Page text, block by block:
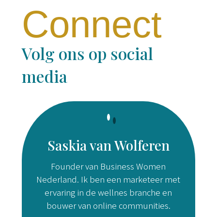
Connect
Volg ons op social
media
Saskia van Wolferen
Founder van Business Women
Nederland. Ik ben een marketeer met
ervaring in de wellnes branche en
bouwer van online communities.